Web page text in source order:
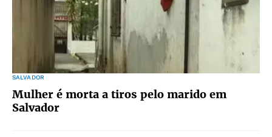
SALVADOR
Mulher é morta a tiros pelo marido em
Salvador